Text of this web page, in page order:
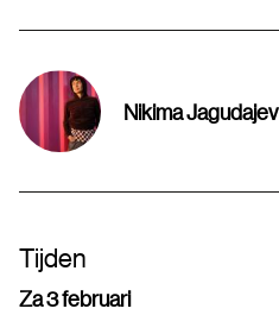
Nikima Jagudajev
Tijden
Za 3 februari